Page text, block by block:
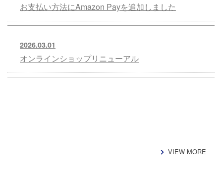
お支払い方法にAmazon Payを追加しました
2026.03.01
オンラインショップリニューアル
VIEW MORE